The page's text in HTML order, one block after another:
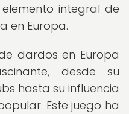
integral de
en Europa.
dardos en Europa
desde su
hasta su influencia
Este juego ha